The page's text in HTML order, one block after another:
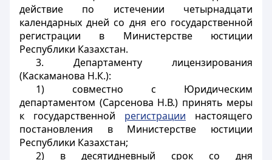
действие по истечении четырнадцати
календарных дней со дня его государственной
регистрации в Министерстве юстиции
Республики Казахстан.
3. Департаменту лицензирования
(Каскаманова Н.К.):
1) совместно с Юридическим
департаментом (Сарсенова Н.В.) принять меры
к государственной регистрации настоящего
постановления в Министерстве юстиции
Республики Казахстан;
2) в десятидневный срок со дня